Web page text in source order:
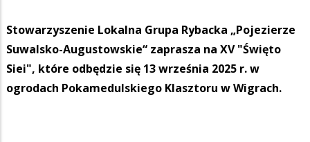
Stowarzyszenie Lokalna Grupa Rybacka „Pojezierze
Suwalsko-Augustowskie“ zaprasza na XV "Święto
Siei", które odbędzie się 13 września 2025 r. w
ogrodach Pokamedulskiego Klasztoru w Wigrach.